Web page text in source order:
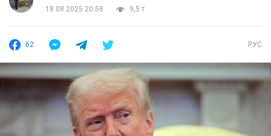
18.08.2025 20:58
9,5 т.
62 РУС